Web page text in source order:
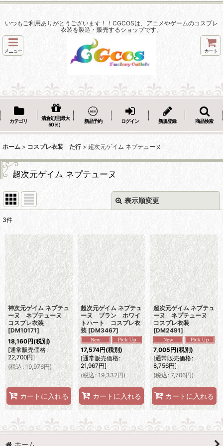
いつもご利用ありがとうございます！！CGCOSは、アニメやゲームのコスプレ
衣装を製造・販売するショップです。
メニュー カート
カテゴリ
清倉処理(最大
50％）
新品予約 ログイン 新規登録 商品検索
ホーム > コスプレ衣装 た行 > 超次元ゲイム ネプテューヌ
超次元ゲイム ネプテューヌ
表示順変更
並び順:
絞り込む
3件
神次元ゲイム ネプテュ
ーヌ ネプテューヌ
コスプレ衣装
[DM10171]
18,160円(税別)
[通常販売価格:
22,700円]
(税込: 19,976円)
カートに入れる
超次元ゲイム ネプテュ
ーヌ ブラン ホワイ
トハート コスプレ衣
装 [DM3467]
17,574円(税別)
[通常販売価格:
21,967円]
(税込: 19,332円)
カートに入れる
超次元ゲイム ネプテュ
ーヌ ネプテューヌ
コスプレ衣装
[DM2491]
7,005円(税別)
[通常販売価格:
8,756円]
(税込: 7,706円)
カートに入れる
ホーム